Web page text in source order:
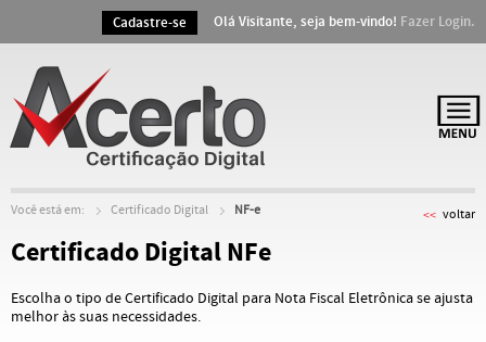
Olá Visitante, seja bem-vindo! Fazer Login.
Cadastre-se
Você está em: Certificado Digital NF-e voltar
Certificado Digital NFe
Escolha o tipo de Certificado Digital para Nota Fiscal Eletrônica se ajusta
melhor às suas necessidades.